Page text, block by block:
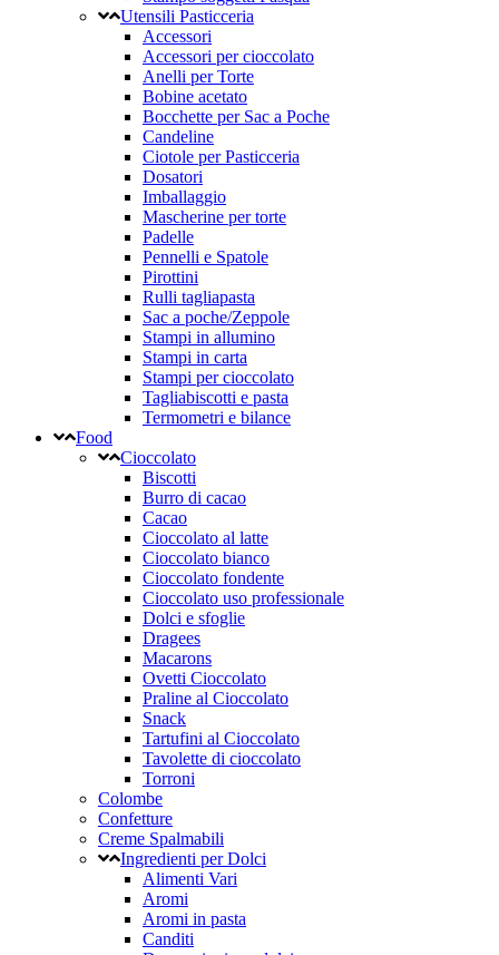
Utensili Pasticceria
Accessori
Accessori per cioccolato
Anelli per Torte
Bobine acetato
Bocchette per Sac a Poche
Candeline
Ciotole per Pasticceria
Dosatori
Imballaggio
Mascherine per torte
Padelle
Pennelli e Spatole
Pirottini
Rulli tagliapasta
Sac a poche/Zeppole
Stampi in allumino
Stampi in carta
Stampi per cioccolato
Tagliabiscotti e pasta
Termometri e bilance
Food
Cioccolato
Biscotti
Burro di cacao
Cacao
Cioccolato al latte
Cioccolato bianco
Cioccolato fondente
Cioccolato uso professionale
Dolci e sfoglie
Dragees
Macarons
Ovetti Cioccolato
Praline al Cioccolato
Snack
Tartufini al Cioccolato
Tavolette di cioccolato
Torroni
Colombe
Confetture
Creme Spalmabili
Ingredienti per Dolci
Alimenti Vari
Aromi
Aromi in pasta
Canditi